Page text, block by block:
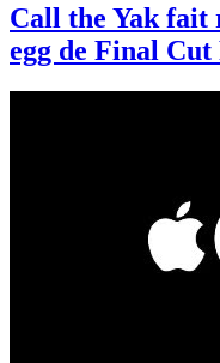
Call the Yak fait
egg de Final Cut